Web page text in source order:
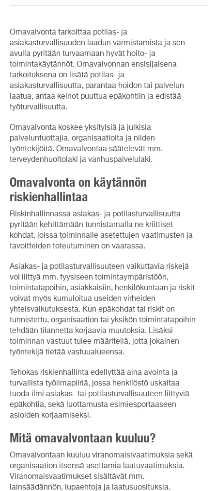
Omavalvonta tarkoittaa potilas- ja
asiakasturvallisuuden laadun varmistamista ja sen
avulla pyritään turvaamaan hyvät hoito- ja
toimintakäytännöt. Omavalvonnan ensisijaisena
tarkoituksena on lisätä potilas- ja
asiakasturvallisuutta, parantaa hoidon tai palvelun
laatua, antaa keinot puuttua epäkohtiin ja edistää
työturvallisuutta.
Omavalvonta koskee yksityisiä ja julkisia
palveluntuottajia, organisaatioita ja niiden
työntekijöitä. Omavalvontaa säätelevät mm.
terveydenhuoltolaki ja vanhuspalvelulaki.
Omavalvonta on käytännön
riskienhallintaa
Riskinhallinnassa asiakas- ja potilasturvallisuutta
pyritään kehittämään tunnistamalla ne kriittiset
kohdat, joissa toiminnalle asetettujen vaatimusten ja
tavoitteiden toteutuminen on vaarassa.
Asiakas- ja potilasturvallisuuteen vaikuttavia riskejä
voi liittyä mm. fyysiseen toimintaympäristöön,
toimintatapoihin, asiakkaisiin, henkilökuntaan ja riskit
voivat myös kumuloitua useiden virheiden
yhteisvaikutuksesta. Kun epäkohdat tai riskit on
tunnistettu, organisaation tai yksikön toimintatapoihin
tehdään tilannetta korjaavia muutoksia. Lisäksi
toiminnan vastuut tulee määritellä, jotta jokainen
työntekijä tietää vastuualueensa.
Tehokas riskienhallinta edellyttää aina avointa ja
turvallista työilmapiiriä, jossa henkilöstö uskaltaa
tuoda ilmi asiakas- tai potilasturvallisuuteen liittyviä
epäkohtia, sekä luottamusta esimiesportaaseen
asioiden korjaamiseksi.
Mitä omavalvontaan kuuluu?
Omavalvontaan kuuluu viranomaisivaatimuksia sekä
organisaation itsensä asettamia laatuvaatimuksia.
Viranomaisvaatimukset sisältävät mm.
lainsäädännön, lupaehtoja ja laatusuosituksia.